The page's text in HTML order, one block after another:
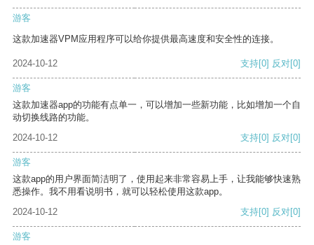
游客
这款加速器VPM应用程序可以给你提供最高速度和安全性的连接。
2024-10-12 支持[0] 反对[0]
游客
这款加速器app的功能有点单一，可以增加一些新功能，比如增加一个自
动切换线路的功能。
2024-10-12
支持[0] 反对[0]
游客
这款app的用户界面简洁明了，使用起来非常容易上手，让我能够快速熟
悉操作。我不用看说明书，就可以轻松使用这款app。
2024-10-12
支持[0] 反对[0]
游客